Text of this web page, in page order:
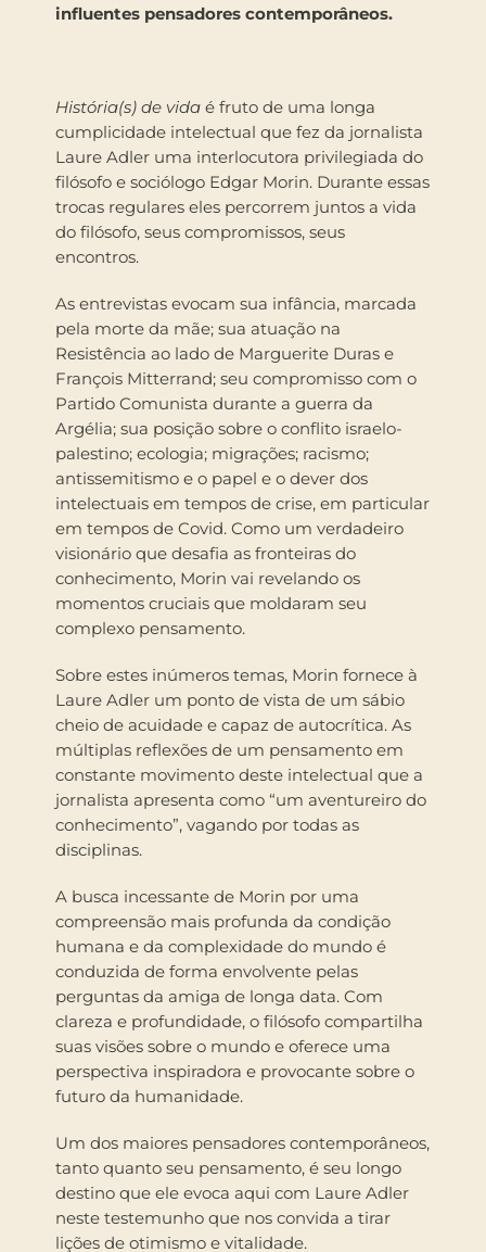
influentes pensadores contemporâneos.
História(s) de vida é fruto de uma longa
cumplicidade intelectual que fez da jornalista
Laure Adler uma interlocutora privilegiada do
filósofo e sociólogo Edgar Morin. Durante essas
trocas regulares eles percorrem juntos a vida
do filósofo, seus compromissos, seus
encontros.
As entrevistas evocam sua infância, marcada
pela morte da mãe; sua atuação na
Resistência ao lado de Marguerite Duras e
François Mitterrand; seu compromisso com o
Partido Comunista durante a guerra da
Argélia; sua posição sobre o conflito israelo-
palestino; ecologia; migrações; racismo;
antissemitismo e o papel e o dever dos
intelectuais em tempos de crise, em particular
em tempos de Covid. Como um verdadeiro
visionário que desafia as fronteiras do
conhecimento, Morin vai revelando os
momentos cruciais que moldaram seu
complexo pensamento.
Sobre estes inúmeros temas, Morin fornece à
Laure Adler um ponto de vista de um sábio
cheio de acuidade e capaz de autocrítica. As
múltiplas reflexões de um pensamento em
constante movimento deste intelectual que a
jornalista apresenta como “um aventureiro do
conhecimento”, vagando por todas as
disciplinas.
A busca incessante de Morin por uma
compreensão mais profunda da condição
humana e da complexidade do mundo é
conduzida de forma envolvente pelas
perguntas da amiga de longa data. Com
clareza e profundidade, o filósofo compartilha
suas visões sobre o mundo e oferece uma
perspectiva inspiradora e provocante sobre o
futuro da humanidade.
Um dos maiores pensadores contemporâneos,
tanto quanto seu pensamento, é seu longo
destino que ele evoca aqui com Laure Adler
neste testemunho que nos convida a tirar
lições de otimismo e vitalidade.